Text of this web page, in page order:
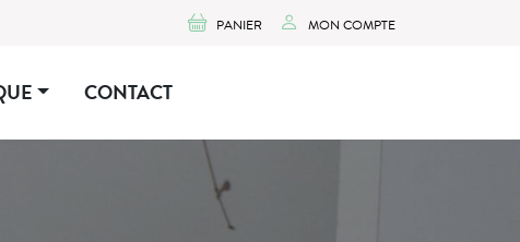
PANIER MON COMPTE
CONTACT